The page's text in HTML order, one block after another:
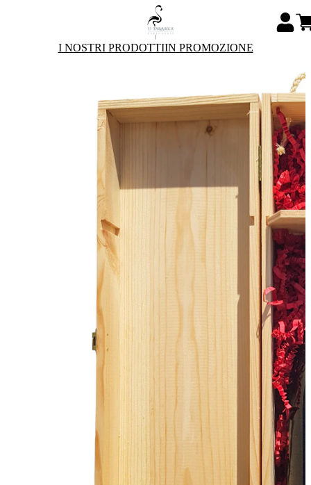
I NOSTRI PRODOTTIIN PROMOZIONE